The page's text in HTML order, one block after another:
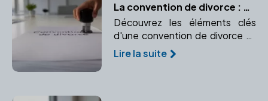
La convention de divorce : Contenu et validation
Découvrez les éléments clés
d'une convention de divorce et
les étapes pour sa validation par
Lire la suite